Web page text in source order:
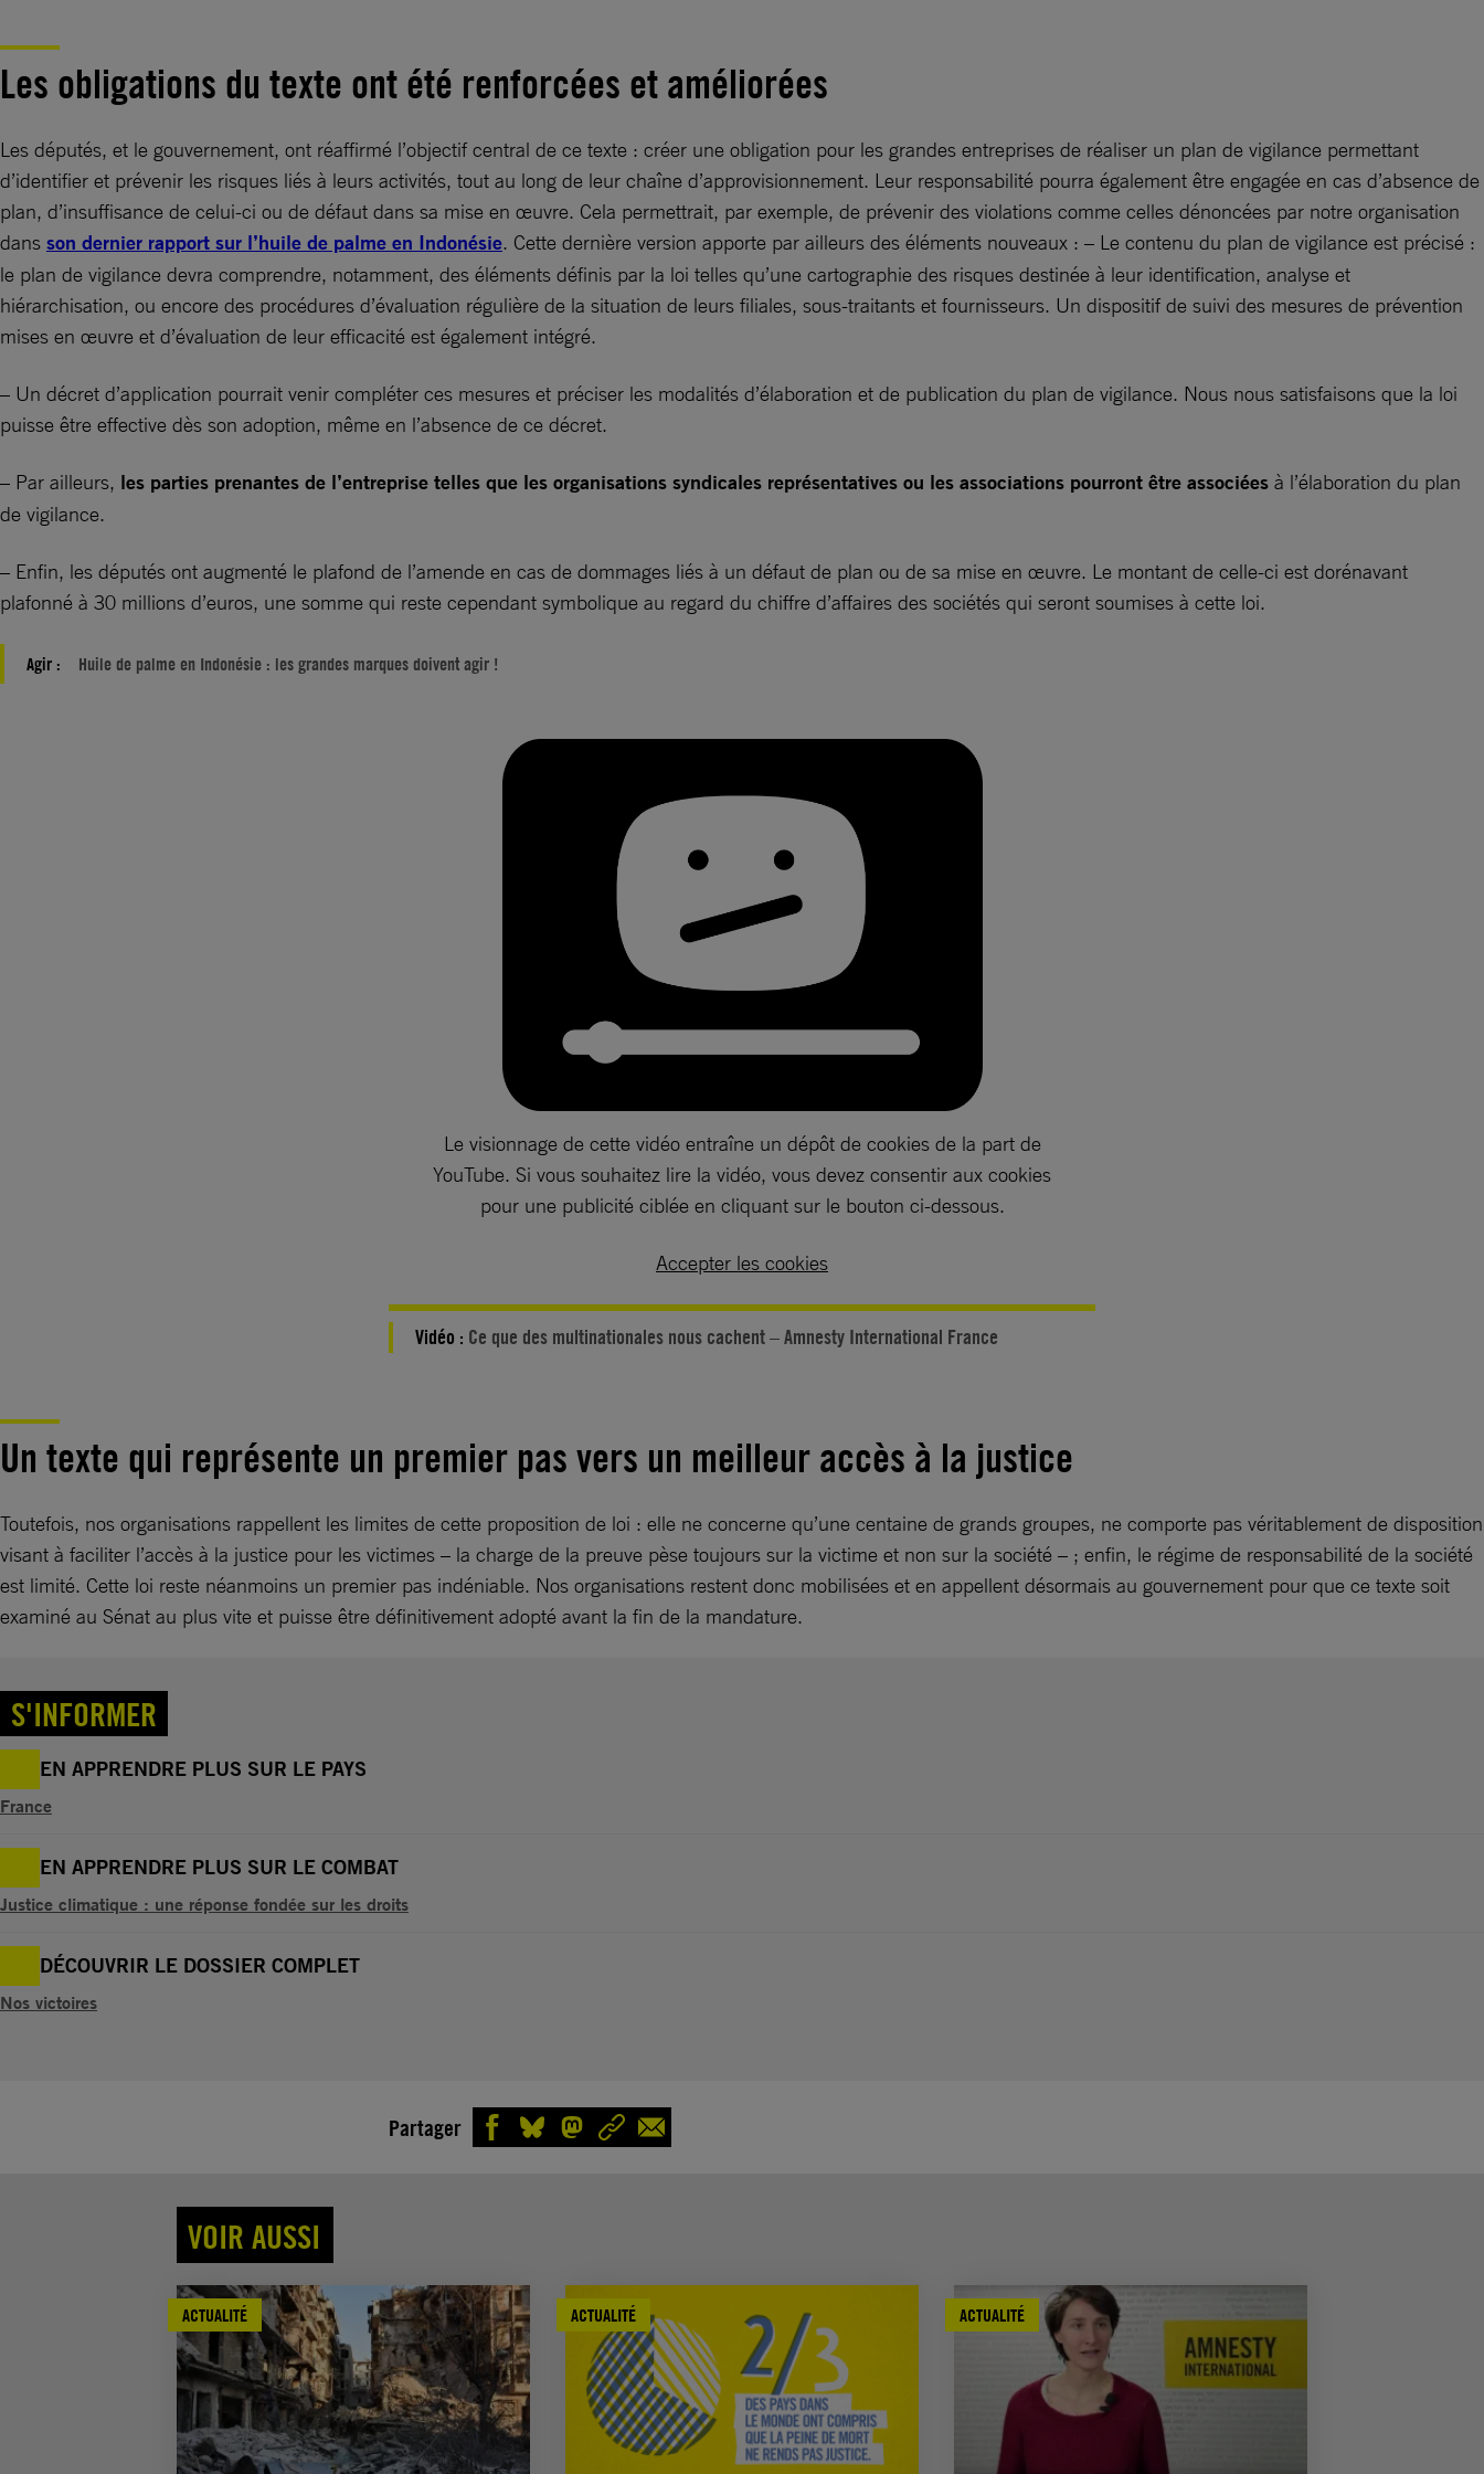
Les obligations du texte ont été renforcées et améliorées
Les députés, et le gouvernement, ont réaffirmé l’objectif central de ce texte : créer une obligation pour les grandes entreprises de réaliser un plan de vigilance permettant
d’identifier et prévenir les risques liés à leurs activités, tout au long de leur chaîne d’approvisionnement. Leur responsabilité pourra également être engagée en cas d’absence de
plan, d’insuffisance de celui-ci ou de défaut dans sa mise en œuvre. Cela permettrait, par exemple, de prévenir des violations comme celles dénoncées par notre organisation
dans son dernier rapport sur l’huile de palme en Indonésie. Cette dernière version apporte par ailleurs des éléments nouveaux : – Le contenu du plan de vigilance est précisé :
le plan de vigilance devra comprendre, notamment, des éléments définis par la loi telles qu’une cartographie des risques destinée à leur identification, analyse et
hiérarchisation, ou encore des procédures d’évaluation régulière de la situation de leurs filiales, sous-traitants et fournisseurs. Un dispositif de suivi des mesures de prévention
mises en œuvre et d’évaluation de leur efficacité est également intégré.
– Un décret d’application pourrait venir compléter ces mesures et préciser les modalités d’élaboration et de publication du plan de vigilance. Nous nous satisfaisons que la loi
puisse être effective dès son adoption, même en l’absence de ce décret.
– Par ailleurs, les parties prenantes de l’entreprise telles que les organisations syndicales représentatives ou les associations pourront être associées à l’élaboration du plan
de vigilance.
– Enfin, les députés ont augmenté le plafond de l’amende en cas de dommages liés à un défaut de plan ou de sa mise en œuvre. Le montant de celle-ci est dorénavant
plafonné à 30 millions d’euros, une somme qui reste cependant symbolique au regard du chiffre d’affaires des sociétés qui seront soumises à cette loi.
Agir : Huile de palme en Indonésie : les grandes marques doivent agir !
Le visionnage de cette vidéo entraîne un dépôt de cookies de la part de
YouTube. Si vous souhaitez lire la vidéo, vous devez consentir aux cookies
pour une publicité ciblée en cliquant sur le bouton ci-dessous.
Accepter les cookies
Vidéo : Ce que des multinationales nous cachent – Amnesty International France
Un texte qui représente un premier pas vers un meilleur accès à la justice
Toutefois, nos organisations rappellent les limites de cette proposition de loi : elle ne concerne qu’une centaine de grands groupes, ne comporte pas véritablement de disposition
visant à faciliter l’accès à la justice pour les victimes – la charge de la preuve pèse toujours sur la victime et non sur la société – ; enfin, le régime de responsabilité de la société
est limité. Cette loi reste néanmoins un premier pas indéniable. Nos organisations restent donc mobilisées et en appellent désormais au gouvernement pour que ce texte soit
examiné au Sénat au plus vite et puisse être définitivement adopté avant la fin de la mandature.
S'INFORMER
EN APPRENDRE PLUS SUR LE PAYS
France
EN APPRENDRE PLUS SUR LE COMBAT
Justice climatique : une réponse fondée sur les droits
DÉCOUVRIR LE DOSSIER COMPLET
Nos victoires
Partager
VOIR AUSSI
ACTUALITÉ ACTUALITÉ ACTUALITÉ